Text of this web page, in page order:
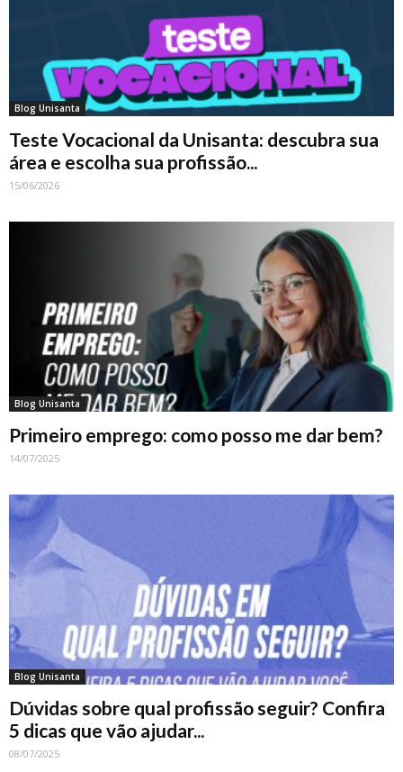
Blog Unisanta
Teste Vocacional da Unisanta: descubra sua
área e escolha sua profissão...
15/06/2026
Blog Unisanta
Primeiro emprego: como posso me dar bem?
14/07/2025
Blog Unisanta
Dúvidas sobre qual profissão seguir? Confira
5 dicas que vão ajudar...
08/07/2025